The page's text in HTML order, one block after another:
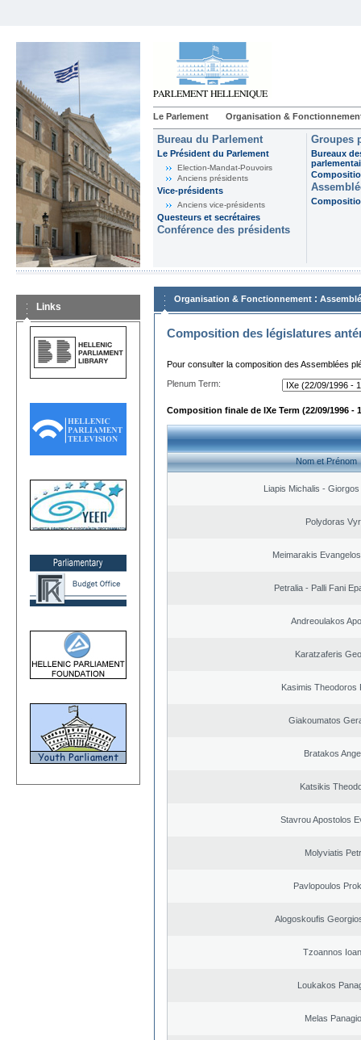
Le Parlement Organisation &
Bureau du Parlement
Le Président du Parlement
Election-Mandat-Pouvoirs
Anciens présidents
Vice-présidents
Anciens vice-présidents
Questeurs et secrétaires
Conférence des présidents
Groupes
Bureaux
Links
Organisation & Fonctionnement :
Composition des législatures
Pour consulter la composition des Assemblées
Plenum Term:
Composition finale de IXe Term (22/09/1996 -
Nom et Prénom
Liapis Michalis -
Polydoras
Meimarakis
Petralia - Palli Fani
Andreoulakos
Karatzaferis
Kasimis Theodoros
Giakoumatos
Bratakos
Katsikis
Stavrou Apostolos
Molyviatis
Pavlopoulos
Alogoskoufis
Tzoannos
Loukakos
Melas